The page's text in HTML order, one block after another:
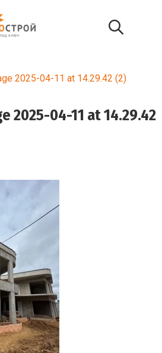
2025-04-11 at 14.29.42 (2)
2025-04-11 at 14.29.42